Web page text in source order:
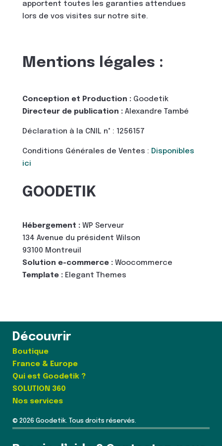
apportent toutes les garanties attendues
lors de vos visites sur notre site.
Mentions légales :
Conception et Production :Goodetik
Directeur de publication :Alexandre També
Déclaration à la CNIL n° : 1256157
Conditions Générales de Ventes : Disponibles
ici
GOODETIK
Hébergement :WP Serveur
134 Avenue du président Wilson
93100 Montreuil
Solution e-commerce :Woocommerce
Template :Elegant Themes
Découvrir
Boutique
France & Europe
Qui est Goodetik ?
SOLUTION 360
Nos services
© 2026 Goodetik. Tous droits réservés.